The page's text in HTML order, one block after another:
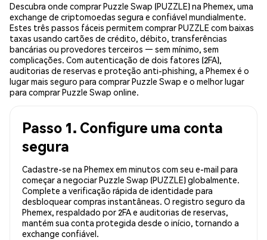
Descubra onde comprar Puzzle Swap (PUZZLE) na Phemex, uma
exchange de criptomoedas segura e confiável mundialmente.
Estes três passos fáceis permitem comprar PUZZLE com baixas
taxas usando cartões de crédito, débito, transferências
bancárias ou provedores terceiros — sem mínimo, sem
complicações. Com autenticação de dois fatores (2FA),
auditorias de reservas e proteção anti-phishing, a Phemex é o
lugar mais seguro para comprar Puzzle Swap e o melhor lugar
para comprar Puzzle Swap online.
Passo 1. Configure uma conta
segura
Cadastre-se na Phemex em minutos com seu e-mail para
começar a negociar Puzzle Swap (PUZZLE) globalmente.
Complete a verificação rápida de identidade para
desbloquear compras instantâneas. O registro seguro da
Phemex, respaldado por 2FA e auditorias de reservas,
mantém sua conta protegida desde o início, tornando a
exchange confiável.